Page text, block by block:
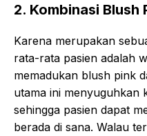
2. Kombinasi Blush
Karena merupakan
rata-rata pasien adalah
memadukan blush pink
utama ini menyuguhkan
sehingga pasien dapat
berada di sana. Walau